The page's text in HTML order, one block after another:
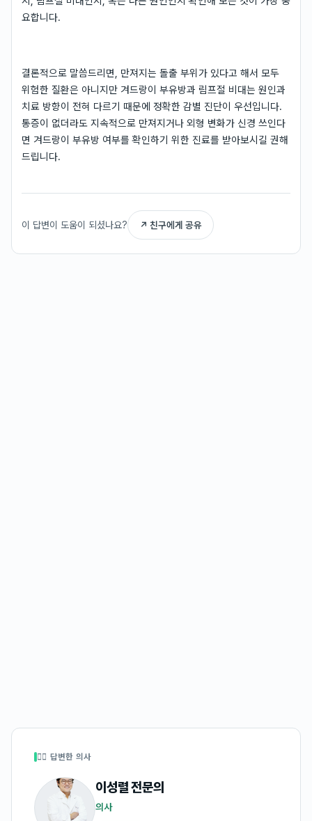
요합니다.
결론적으로 말씀드리면, 만져지는 돌출 부위가 있다고 해서 모두
위험한 질환은 아니지만 겨드랑이 부유방과 림프절 비대는 원인과
치료 방향이 전혀 다르기 때문에 정확한 감별 진단이 우선입니다.
통증이 없더라도 지속적으로 만져지거나 외형 변화가 신경 쓰인다
면 겨드랑이 부유방 여부를 확인하기 위한 진료를 받아보시길 권해
드립니다.
이 답변이 도움이 되셨나요? ↗ 친구에게 공유
👩‍⚕️ 답변한 의사
이성렬전문의
의사